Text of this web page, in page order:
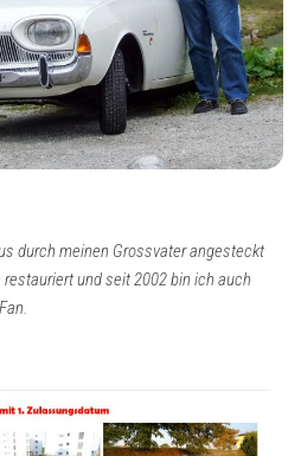
durch meinen Grossvater angesteckt
und seit 2002 bin ich auch